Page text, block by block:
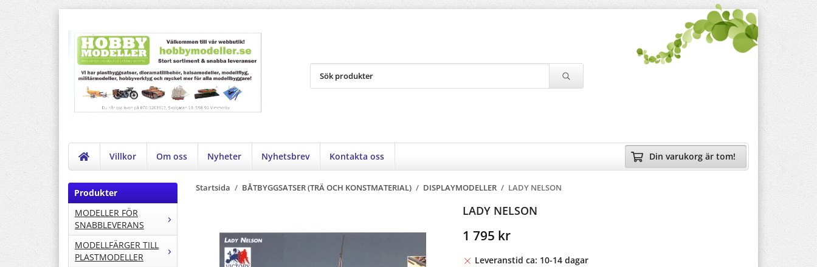
Villkor Om oss Nyheter Nyhetsbrev Kontakta oss Din varukorg är tom!
Produkter
MODELLER FÖR
SNABBLEVERANS
MODELLFÄRGER TILL
PLASTMODELLER
Startsida / BÅTBYGGSATSER (TRÄ OCH KONSTMATERIAL) / DISPLAYMODELLER / LADY NELSON
LADY NELSON
1 795 kr
Leveranstid ca: 10-14 dagar